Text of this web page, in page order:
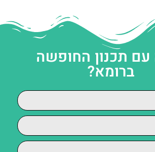
עם תכנון החופשה
ברומא?